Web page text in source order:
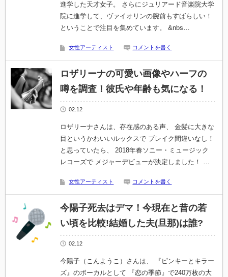
進学した天才女子。 さらにジュリアード音楽院大学
院に進学して、ヴァイオリンの腕前もすばらしい！
ということで注目を集めています。 &nbs…
女性アーティスト コメントを書く
ロザリーナの可愛い画像やハーフの
噂を調査！彼氏や年齢も気になる！
02.12
ロザリーナさんは、存在感のある声、 金髪に大きな
目というかわいいルックスで ブレイク間違いなし！
と思っていたら、 2018年春ソニー・ミュージック
レコーズで メジャーデビューが決定しました！ …
女性アーティスト コメントを書く
今陽子死去はデマ！今現在と昔の若
い頃を比較!結婚した夫(旦那)は誰?
02.12
今陽子（こんようこ）さんは、 『ピンキーとキラー
ズ』のボーカルとして 『恋の季節』で240万枚の大